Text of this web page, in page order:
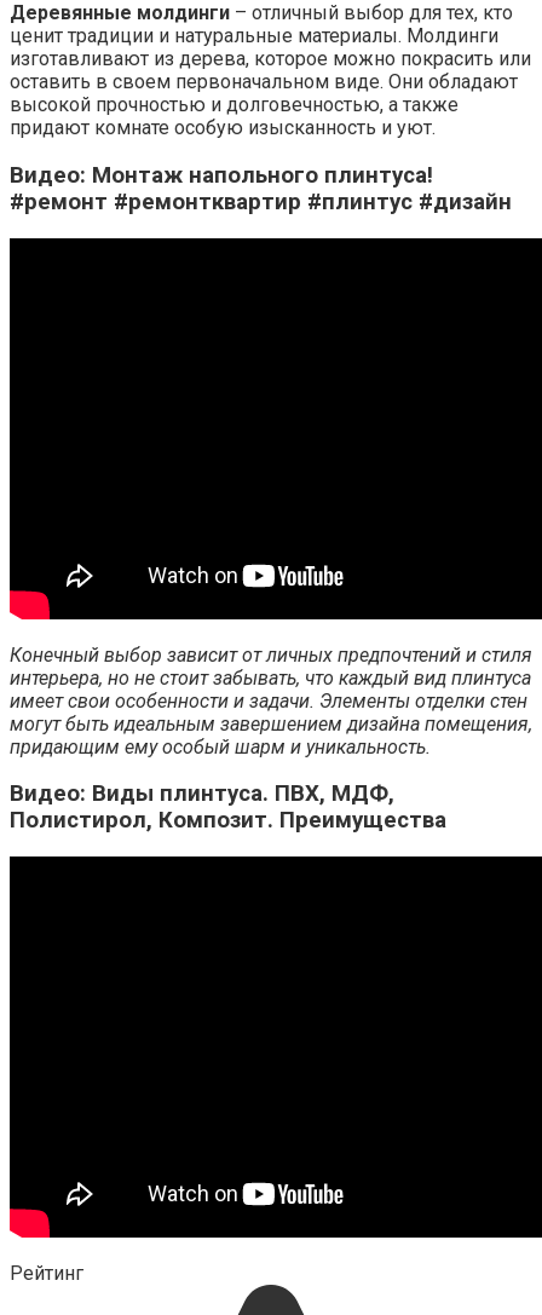
Деревянные молдинги – отличный выбор для тех, кто
ценит традиции и натуральные материалы. Молдинги
изготавливают из дерева, которое можно покрасить или
оставить в своем первоначальном виде. Они обладают
высокой прочностью и долговечностью, а также
придают комнате особую изысканность и уют.
Видео: Монтаж напольного плинтуса!
#ремонт #ремонтквартир #плинтус #дизайн
Конечный выбор зависит от личных предпочтений и стиля
интерьера, но не стоит забывать, что каждый вид плинтуса
имеет свои особенности и задачи. Элементы отделки стен
могут быть идеальным завершением дизайна помещения,
придающим ему особый шарм и уникальность.
Видео: Виды плинтуса. ПВХ, МДФ,
Полистирол, Композит. Преимущества
Рейтинг